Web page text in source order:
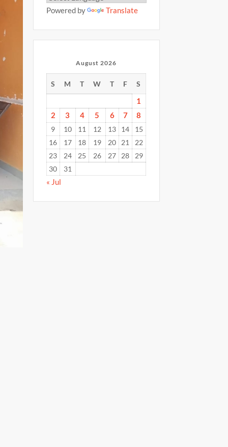
Powered by Translate
August 2026
S M T W T F S
1
2
3 4 5 6 7 8
9 10 11 12 13 14
15
16
17 18 19 20 21
22
23
24 25 26 27 28
29
30
31
« Jul